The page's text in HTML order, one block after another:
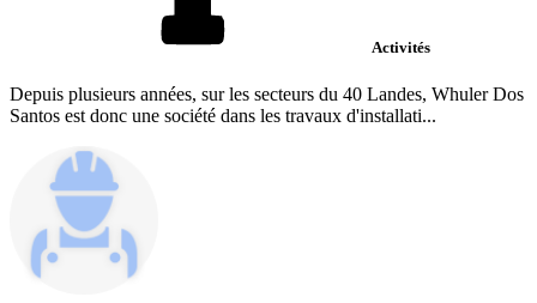
Activités
Depuis plusieurs années, sur les secteurs du 40 Landes, Whuler Dos
Santos est donc une société dans les travaux d'installati...